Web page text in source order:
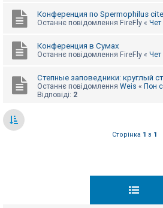
Конференция по Spermophilus
Останнє повідомлення FireFly « Чет
Конференция в Сумах
Останнє повідомлення FireFly « Чет
Степные заповедники: круглый
Останнє повідомлення Weis « Пон
Відповіді: 2
Сторінка 1 з 1